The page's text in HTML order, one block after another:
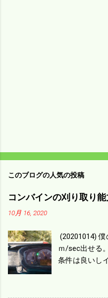
このブログの人気の投稿
コンバインの刈り取り能
10月 16, 2020
(20201014)
ｍ/sec出せる
条件は良いし
ｍ/min、4.32
0.864/haの作